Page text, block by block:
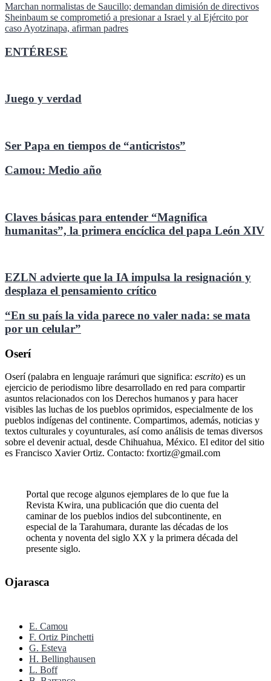
Navegación
de
Marchan normalistas de Saucillo; demandan dimisión de directivos
Sheinbaum se comprometió a presionar a Israel y al Ejército por
caso Ayotzinapa, afirman padres
ENTÉRESE
Juego y verdad
Ser Papa en tiempos de “anticristos”
Camou: Medio año
Claves básicas para entender “Magnifica
humanitas”, la primera encíclica del papa León XIV
EZLN advierte que la IA impulsa la resignación y
desplaza el pensamiento crítico
“En su país la vida parece no valer nada: se mata
por un celular”
Oserí
Oserí (palabra en lenguaje rarámuri que significa: escrito) es un
ejercicio de periodismo libre desarrollado en red para compartir
asuntos relacionados con los Derechos humanos y para hacer
visibles las luchas de los pueblos oprimidos, especialmente de los
pueblos indígenas del continente. Compartimos, además, noticias y
textos culturales y coyunturales, así como análisis de temas diversos
sobre el devenir actual, desde Chihuahua, México. El editor del sitio
es Francisco Xavier Ortiz. Contacto: fxortiz@gmail.com
Portal que recoge algunos ejemplares de lo que fue la
Revista Kwira, una publicación que dio cuenta del
caminar de los pueblos indios del subcontinente, en
especial de la Tarahumara, durante las décadas de los
ochenta y noventa del siglo XX y la primera década del
presente siglo.
Ojarasca
E. Camou
F. Ortiz Pinchetti
G. Esteva
H. Bellinghausen
L. Boff